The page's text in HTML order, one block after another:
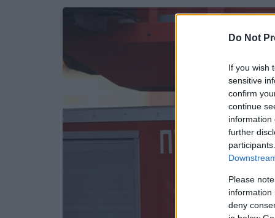
Do Not
If you wish
sensitive
confirm
continue
information
further
Please
information
deny